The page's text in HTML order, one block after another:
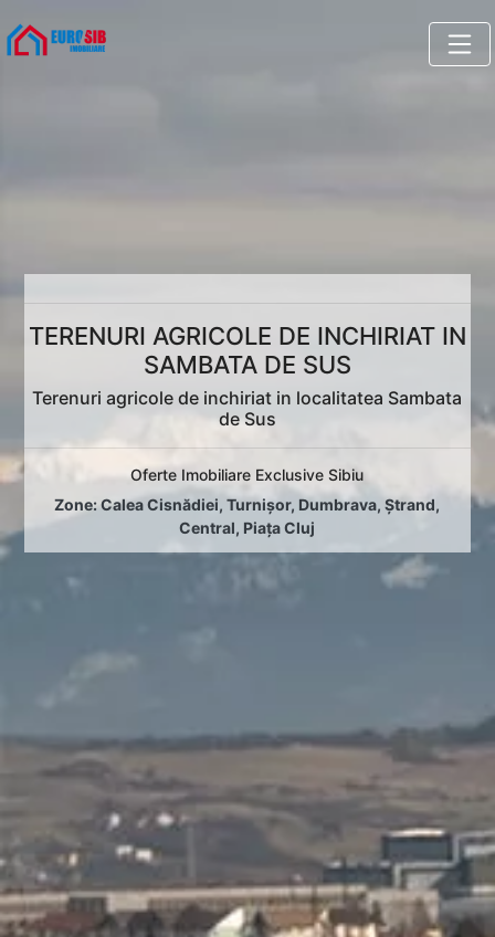
TERENURI AGRICOLE DE INCHIRIAT IN
SAMBATA DE SUS
Terenuri agricole de inchiriat in localitatea Sambata
de Sus
Oferte Imobiliare Exclusive Sibiu
Zone:Calea Cisnădiei,Turnișor, Dumbrava,Ștrand,
Central, Piața Cluj